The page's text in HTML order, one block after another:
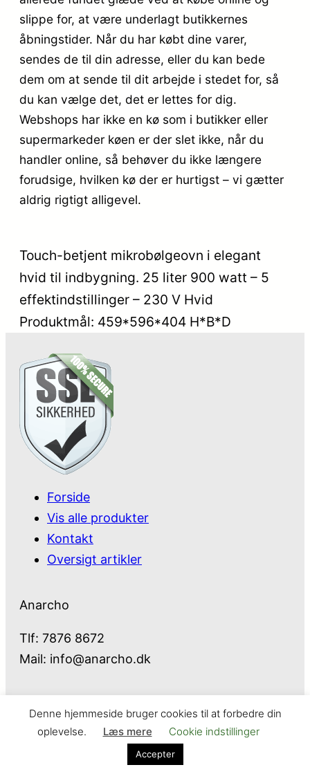
slippe for, at være underlagt butikkernes
åbningstider. Når du har købt dine varer,
sendes de til din adresse, eller du kan bede
dem om at sende til dit arbejde i stedet for, så
du kan vælge det, det er lettes for dig.
Webshops har ikke en kø som i butikker eller
supermarkeder køen er der slet ikke, når du
handler online, så behøver du ikke længere
forudsige, hvilken kø der er hurtigst – vi gætter
aldrig rigtigt alligevel.
Touch-betjent mikrobølgeovn i elegant
hvid til indbygning. 25 liter 900 watt – 5
effektindstillinger – 230 V Hvid
Produktmål: 459*596*404 H*B*D
Forside
Vis alle produkter
Kontakt
Oversigt artikler
Anarcho
Tlf: 7876 8672
Mail: info@anarcho.dk
Anarcho – alt i Hårde Hvidevarer
Cookie- og privatlivspolitik Kontakt
Denne hjemmeside bruger cookies til at forbedre din
oplevelse.
Læs mere Cookie indstillinger
Accepter